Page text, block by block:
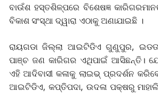
ବାଉଁଶ ହସ୍ତଶିଳ୍ପରେ ବିଶେଷଜ୍ଞ
ବିକାଶ ସଂସ୍ଥା ଦ୍ୱାରା ଏଠାକୁ ଅଣାଯାଇଛି ।
ରାୟଗଡା ଜିଲ୍ଲା ଆଇଟିଡିଏ ଗୁଣୁପୁର,
ପାଞ୍ଚ ଜଣ କାରିଗର ଏଥିପାଇଁ ଆସିଛନ୍ତି।
ଏହି ଆଦିବାସୀ କଳାକୁ ଲାଇଭ୍ ପ୍ରଦର୍ଶନ
ଆଇଟିଡିଏ, କପ୍ତିପଦା, ଉଦଳା ପକ୍ଷରୁ